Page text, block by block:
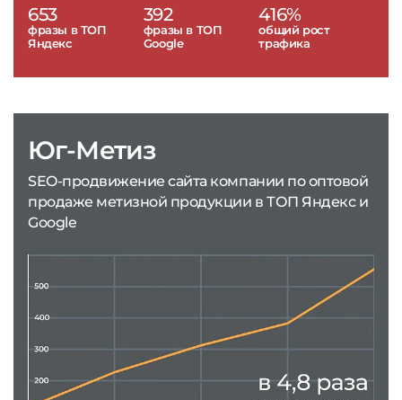
653
фразы в ТОП
Яндекс
392
фразы в ТОП
Google
416%
общий рост
трафика
Юг-Метиз
SEO-продвижение сайта компании по оптовой
продаже метизной продукции в ТОП Яндекс и
Google